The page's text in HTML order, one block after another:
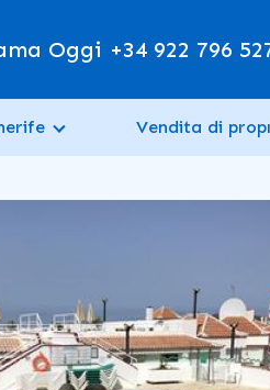
Oggi +34 922 796
Vendita di